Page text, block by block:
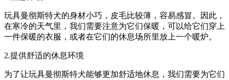
玩具曼彻斯特犬的身材小巧，皮毛比较薄，容易感冒。因此，
在寒冷的天气里，我们需要注意为它们保暖，可以给它们穿上
一件保暖的衣服，或者在它们的休息场所里放上一个暖炉。
2.提供舒适的休息环境
为了让玩具曼彻斯特犬能够更加舒适地休息，我们需要为它们